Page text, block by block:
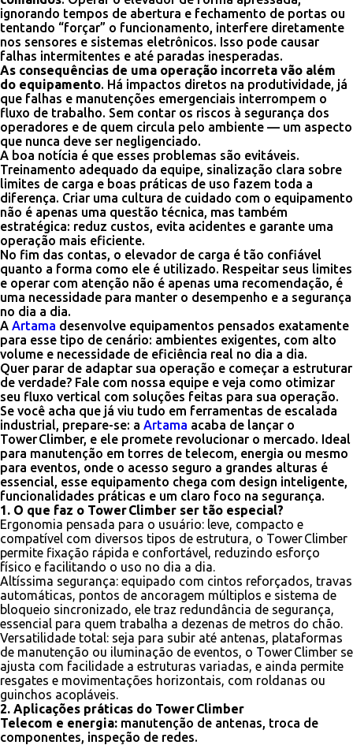
ignorando tempos de abertura e fechamento de portas ou
tentando “forçar” o funcionamento, interfere diretamente
nos sensores e sistemas eletrônicos. Isso pode causar
falhas intermitentes e até paradas inesperadas.
As consequências de uma operação incorreta vão além
do equipamento. Há impactos diretos na produtividade, já
que falhas e manutenções emergenciais interrompem o
fluxo de trabalho. Sem contar os riscos à segurança dos
operadores e de quem circula pelo ambiente — um aspecto
que nunca deve ser negligenciado.
A boa notícia é que esses problemas são evitáveis.
Treinamento adequado da equipe, sinalização clara sobre
limites de carga e boas práticas de uso fazem toda a
diferença. Criar uma cultura de cuidado com o equipamento
não é apenas uma questão técnica, mas também
estratégica: reduz custos, evita acidentes e garante uma
operação mais eficiente.
No fim das contas, o elevador de carga é tão confiável
quanto a forma como ele é utilizado. Respeitar seus limites
e operar com atenção não é apenas uma recomendação, é
uma necessidade para manter o desempenho e a segurança
no dia a dia.
A Artama desenvolve equipamentos pensados exatamente
para esse tipo de cenário: ambientes exigentes, com alto
volume e necessidade de eficiência real no dia a dia.
Quer parar de adaptar sua operação e começar a estruturar
de verdade? Fale com nossa equipe e veja como otimizar
seu fluxo vertical com soluções feitas para sua operação.
Se você acha que já viu tudo em ferramentas de escalada
industrial, prepare-se: a Artama acaba de lançar o
Tower Climber, e ele promete revolucionar o mercado. Ideal
para manutenção em torres de telecom, energia ou mesmo
para eventos, onde o acesso seguro a grandes alturas é
essencial, esse equipamento chega com design inteligente,
funcionalidades práticas e um claro foco na segurança.
1. O que faz o Tower Climber ser tão especial?
Ergonomia pensada para o usuário: leve, compacto e
compatível com diversos tipos de estrutura, o Tower Climber
permite fixação rápida e confortável, reduzindo esforço
físico e facilitando o uso no dia a dia.
Altíssima segurança: equipado com cintos reforçados, travas
automáticas, pontos de ancoragem múltiplos e sistema de
bloqueio sincronizado, ele traz redundância de segurança,
essencial para quem trabalha a dezenas de metros do chão.
Versatilidade total: seja para subir até antenas, plataformas
de manutenção ou iluminação de eventos, o Tower Climber se
ajusta com facilidade a estruturas variadas, e ainda permite
resgates e movimentações horizontais, com roldanas ou
guinchos acopláveis.
2. Aplicações práticas do Tower Climber
Telecom e energia: manutenção de antenas, troca de
componentes, inspeção de redes.